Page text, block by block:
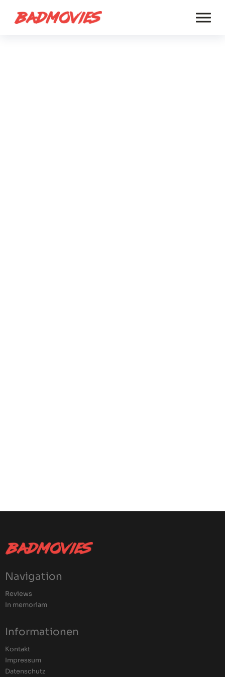
Navigation
Reviews
In memoriam
Informationen
Kontakt
Impressum
Datenschutz